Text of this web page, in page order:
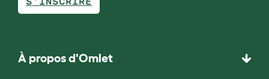
À propos d'Omlet